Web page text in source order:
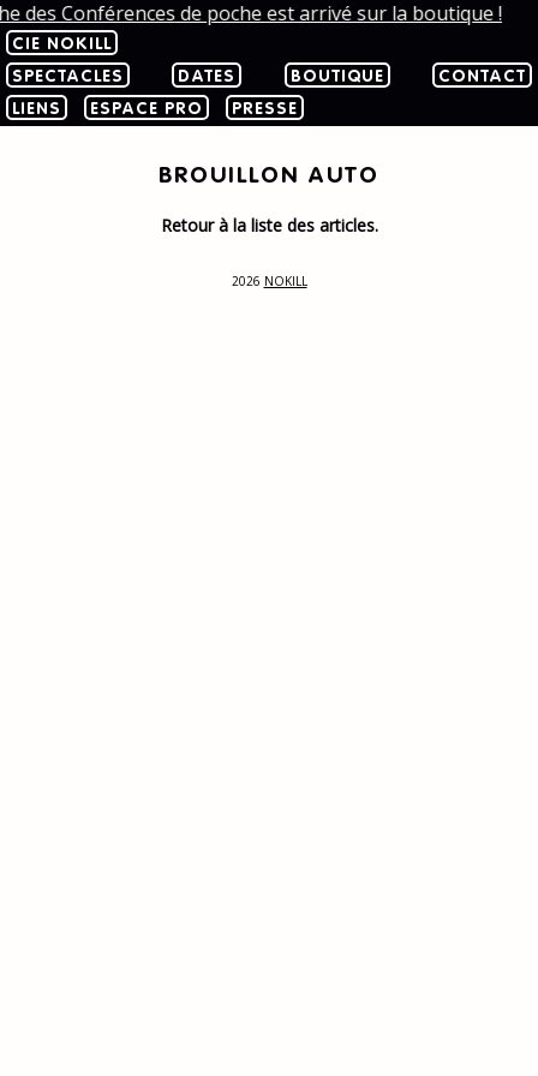
des Conférences de poche est arrivé sur la boutique !
CIE NOKILL
SPECTACLES
DATES BOUTIQUE
CONTACT
LIENS
ESPACE PRO PRESSE
BROUILLON AUTO
Retour à la liste des articles.
2026 NOKILL